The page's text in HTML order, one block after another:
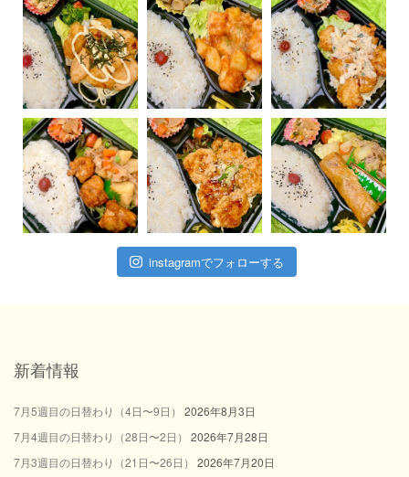
instagramでフォローする
新着情報
7月5週目の日替わり（4日〜9日） 2026年8月3日
7月4週目の日替わり（28日〜2日） 2026年7月28日
7月3週目の日替わり（21日〜26日） 2026年7月20日